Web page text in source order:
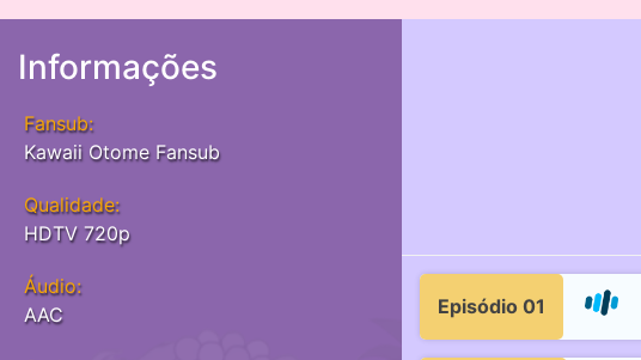
Informações
Fansub:
Kawaii Otome Fansub
Qualidade:
HDTV 720p
Áudio:
AAC
Episódio 01